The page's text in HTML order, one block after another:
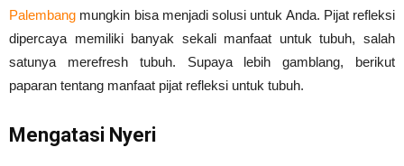
Palembang mungkin bisa menjadi solusi untuk Anda. Pijat refleksi
dipercaya memiliki banyak sekali manfaat untuk tubuh, salah
satunya merefresh tubuh. Supaya lebih gamblang, berikut
paparan tentang manfaat pijat refleksi untuk tubuh.
Mengatasi Nyeri